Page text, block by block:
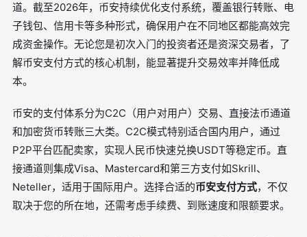
道。截至2026年，币安持续优化支付系统，覆盖银行转账、电
子钱包、信用卡等多种形式，确保用户在不同地区都能高效完
成资金操作。无论您是初次入门的投资者还是资深交易者，了
解币安支付方式的核心机制，能显著提升交易效率并降低成
本。
币安的支付体系分为C2C（用户对用户）交易、直接法币通道
和加密货币转账三大类。C2C模式特别适合国内用户，通过
P2P平台匹配卖家，实现人民币快速兑换USDT等稳定币。直
接通道则集成Visa、Mastercard和第三方支付如Skrill、
Neteller，适用于国际用户。选择合适的币安支付方式，不仅
取决于您的所在地，还需考虑手续费、到账速度和限额要求。